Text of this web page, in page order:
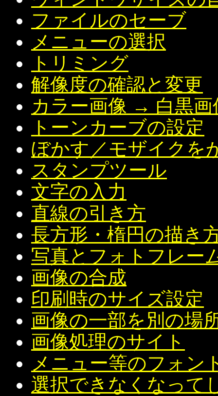
ファイルのセーブ
メニューの選択
トリミング
解像度の確認と変更
カラー画像 → 白黒画
トーンカーブの設定
ぼかす／モザイクを
スタンプツール
文字の入力
直線の引き方
長方形・楕円の描き
写真とフォトフレー
画像の合成
印刷時のサイズ設定
画像の一部を別の場
画像処理のサイト
メニュー等のフォン
選択できなくなって